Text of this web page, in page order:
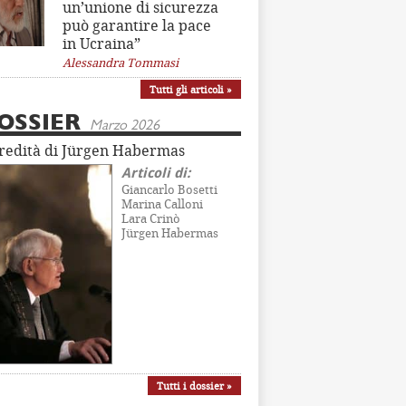
un’unione di sicurezza
può garantire la pace
in Ucraina”
Alessandra Tommasi
Tutti gli articoli »
Marzo 2026
di Jürgen Habermas
Articoli di:
Giancarlo Bosetti
Marina Calloni
Lara Crinò
Jürgen Habermas
Tutti i dossier »